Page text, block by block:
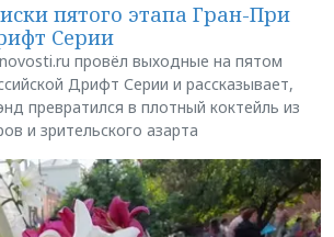
пятого этапа Гран-При
Серии
провёл выходные на пятом
Дрифт Серии и рассказывает,
превратился в плотный коктейль из
и зрительского азарта